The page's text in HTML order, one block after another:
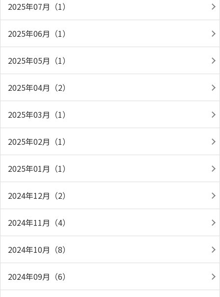
2025年07月（1）
2025年06月（1）
2025年05月（1）
2025年04月（2）
2025年03月（1）
2025年02月（1）
2025年01月（1）
2024年12月（2）
2024年11月（4）
2024年10月（8）
2024年09月（6）